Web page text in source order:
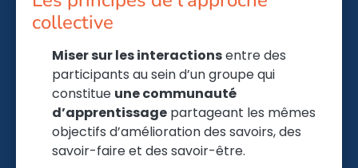
collective
Miser sur les interactionsentre des
participants au sein d’un groupe qui
constitue une communauté
d’apprentissage partageant les mêmes
objectifs d’amélioration des savoirs, des
savoir-faire et des savoir-être.